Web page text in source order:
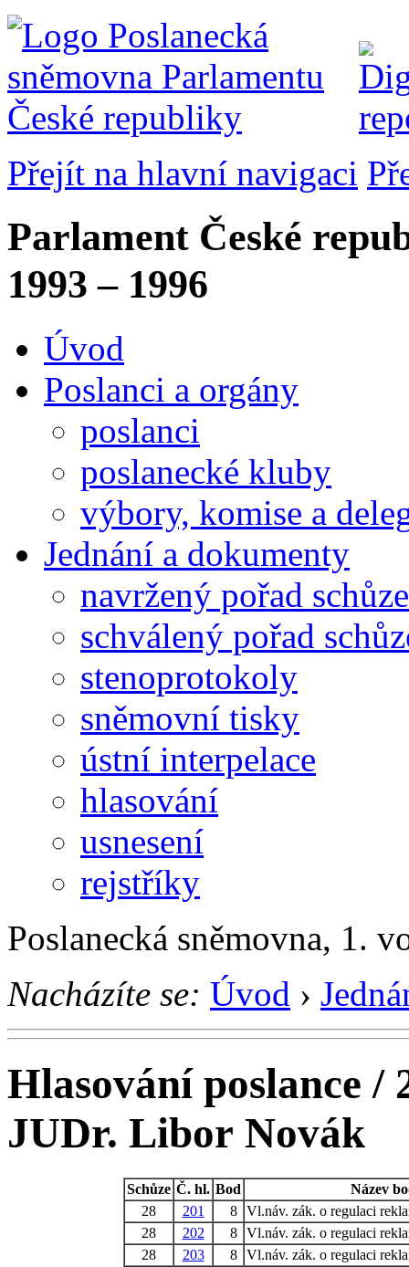
Přejít na hlavní navigaci
Parlament České
1993 – 1996
Úvod
Poslanci a orgány
poslanci
poslanecké kluby
výbory, komise a
Jednání a dokumenty
navržený pořad schůze
schválený pořad
stenoprotokoly
sněmovní tisky
ústní interpelace
hlasování
usnesení
rejstříky
Poslanecká sněmovna, 1.
Nacházíte se: Úvod ›
Hlasování poslance /
JUDr. Libor Novák
Schůze Č. hl. Bod
Název
28
201 8 Vl.náv. zák. o regulaci
28
202 8 Vl.náv. zák. o regulaci
28
203 8 Vl.náv. zák. o regulaci